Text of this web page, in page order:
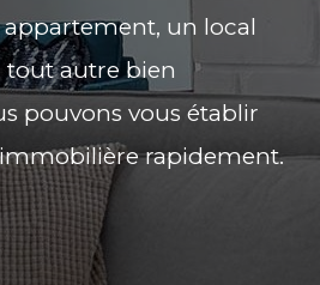
un local
autre bien
pouvons vous établir
rapidement.